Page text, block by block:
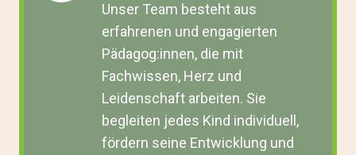
Unser Team besteht aus
erfahrenen und engagierten
Pädagog:innen, die mit
Fachwissen, Herz und
Leidenschaft arbeiten. Sie
begleiten jedes Kind individuell,
fördern seine Entwicklung und